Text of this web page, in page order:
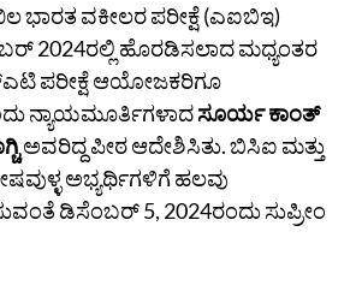
ಭಾರತ ವಕೀಲರ ಪರೀಕ್ಷೆ (ಎಐಬಿಇ)
2024ರಲ್ಲಿ ಹೊರಡಿಸಲಾದ ಮಧ್ಯಂತರ
ಪರೀಕ್ಷೆ ಆಯೋಜಕರಿಗೂ
ನ್ಯಾಯಮೂರ್ತಿಗಳಾದಸೂರ್ಯ ಕಾಂತ್
ಅವರಿದ್ದ ಪೀಠ ಆದೇಶಿಸಿತು. ಬಿಸಿಐ ಮತ್ತು
ಅಭ್ಯರ್ಥಿಗಳಿಗೆ ಹಲವು
ಡಿಸೆಂಬರ್ 5, 2024ರಂದು ಸುಪ್ರೀಂ